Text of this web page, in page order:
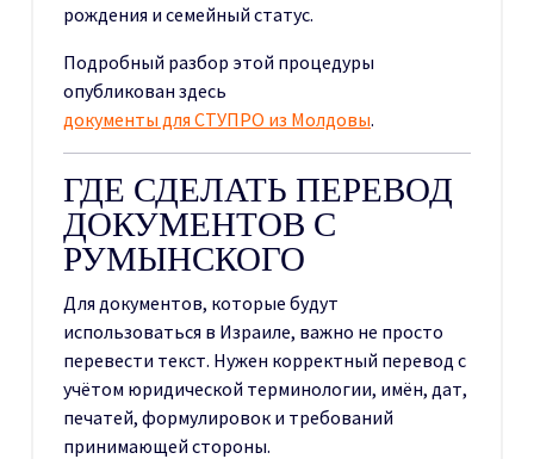
рождения и семейный статус.
Подробный разбор этой процедуры
опубликован здесь
документы для СТУПРО из Молдовы.
ГДЕ СДЕЛАТЬ ПЕРЕВОД
ДОКУМЕНТОВ С
РУМЫНСКОГО
Для документов, которые будут
использоваться в Израиле, важно не просто
перевести текст. Нужен корректный перевод с
учётом юридической терминологии, имён, дат,
печатей, формулировок и требований
принимающей стороны.